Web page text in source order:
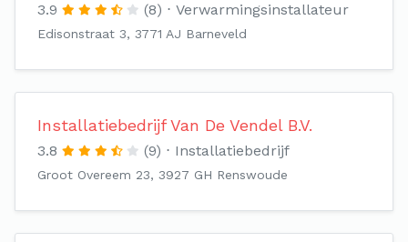
3.9 (8) Verwarmingsinstallateur
Edisonstraat 3, 3771 AJ Barneveld
Installatiebedrijf Van De Vendel B.V.
3.8 (9) Installatiebedrijf
Groot Overeem 23, 3927 GH Renswoude